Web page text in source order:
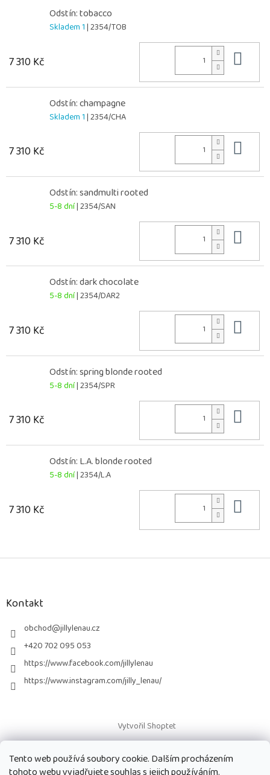
Tento web používá soubory cookie. Dalším procházením
Odstín: tobacco
Skladem 1| 2354/TOB
7 310 Kč
Odstín: champagne
Skladem 1| 2354/CHA
7 310 Kč
Odstín: sandmulti rooted
5-8 dní| 2354/SAN
7 310 Kč
Odstín: dark chocolate
5-8 dní| 2354/DAR2
7 310 Kč
Odstín: spring blonde rooted
5-8 dní| 2354/SPR
7 310 Kč
Odstín: L.A. blonde rooted
5-8 dní| 2354/L.A
7 310 Kč
Z
Kontakt
obchod@jillylenau.cz
+420 702 095 053
https://www.facebook.com/jillylenau
https://www.instagram.com/jilly_lenau/
Vytvořil Shoptet
Copyright 2026Paruky Jilly Lenau s.r.o.. Všechna práva vyhrazena.